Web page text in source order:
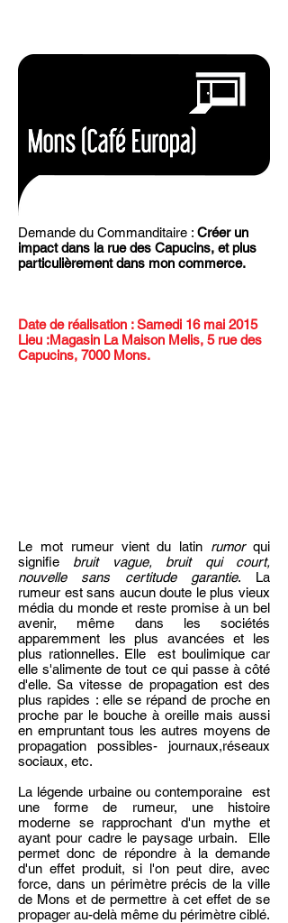
Demande du Commanditaire : Créer un
impact dans la rue des Capucins, et plus
particulièrement dans mon commerce.
Date de réalisation : Samedi 16 mai 2015
Lieu :Magasin La Maison Melis, 5 rue des
Capucins, 7000 Mons.
Le mot rumeur vient du latin rumorqui
signifie bruit vague, bruit qui court,
nouvelle sans certitude garantie. La
rumeur est sans aucun doute le plus vieux
média du monde et reste promise à un bel
avenir, même dans les sociétés
apparemment les plus avancées et les
plus rationnelles. Elle est boulimique car
elle s'alimente de tout ce qui passe à côté
d'elle. Sa vitesse de propagation est des
plus rapides : elle se répand de proche en
proche par le bouche à oreille mais aussi
en empruntant tous les autres moyens de
propagation possibles- journaux,réseaux
sociaux, etc.
La légende urbaine ou contemporaine est
une forme de rumeur, une histoire
moderne se rapprochant d'un mythe et
ayant pour cadre le paysage urbain. Elle
permet donc de répondre à la demande
d'un effet produit, si l'on peut dire, avec
force, dans un périmètre précis de la ville
de Mons et de permettre à cet effet de se
propager au-delà même du périmètre ciblé.